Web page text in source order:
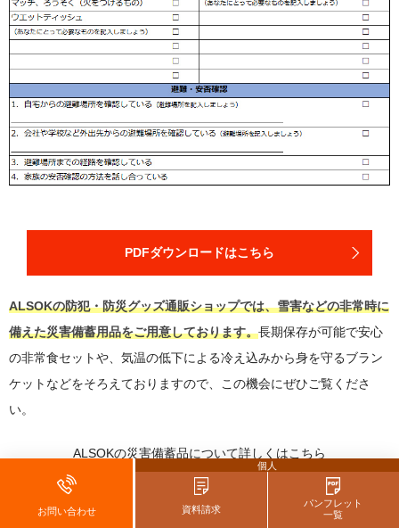
PDFダウンロードはこちら
ALSOKの防犯・防災グッズ通販ショップでは、雪害などの非常時に
備えた災害備蓄用品をご用意しております。長期保存が可能で安心
の非常食セットや、気温の低下による冷え込みから身を守るブラン
ケットなどをそろえておりますので、この機会にぜひご覧くださ
い。
ALSOKの災害備蓄品について詳しくはこちら
お問い合わせ
個人
資料請求
パンフレット
一覧